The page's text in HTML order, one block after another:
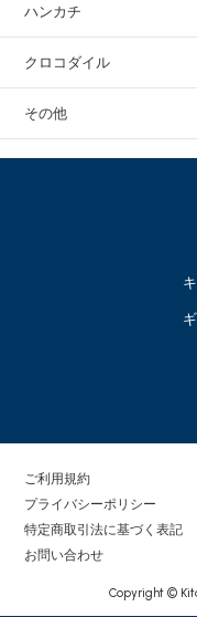
ハンカチ
クロコダイル
その他
ご利用規約
プライバシーポリシー
特定商取引法に基づく表記
お問い合わせ
Copyright ©